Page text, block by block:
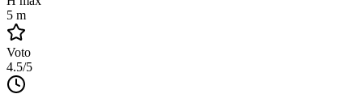
5 m
Voto
4.5/5